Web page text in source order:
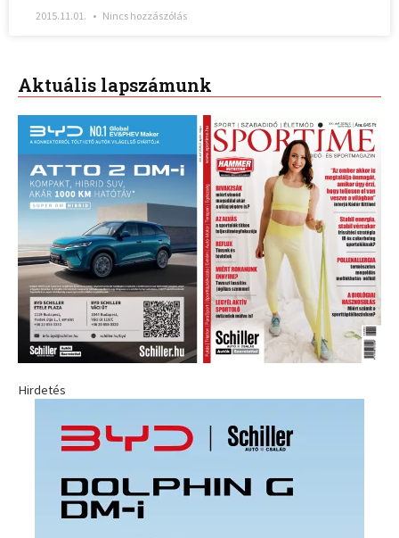
2015.11.01. Nincs hozzászólás
Aktuális lapszámunk
Hirdetés